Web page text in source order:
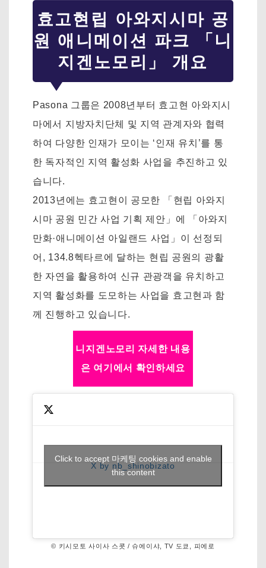
효고현립 아와지시마 공
원 애니메이션 파크 「니
지겐노모리」 개요
Pasona 그룹은 2008년부터 효고현 아와지시
마에서 지방자치단체 및 지역 관계자와 협력
하여 다양한 인재가 모이는 ‘인재 유치’를 통
한 독자적인 지역 활성화 사업을 추진하고 있
습니다.
2013년에는 효고현이 공모한 「현립 아와지
시마 공원 민간 사업 기획 제안」에 「아와지
만화·애니메이션 아일랜드 사업」이 선정되
어, 134.8헥타르에 달하는 현립 공원의 광활
한 자연을 활용하여 신규 관광객을 유치하고
지역 활성화를 도모하는 사업을 효고현과 함
께 진행하고 있습니다.
니지겐노모리 자세한 내용
은 여기에서 확인하세요
X by nb_shinobizato
Click to accept 마케팅 cookies and enable
this content
© 키시모토 사이사 스콧 / 슈에이샤, TV 도쿄, 피에로